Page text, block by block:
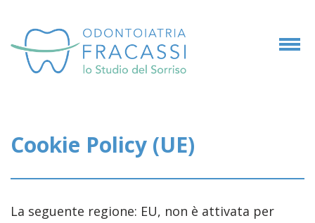
Cookie Policy (UE)
La seguente regione: EU, non è attivata per